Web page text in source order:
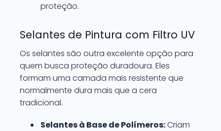
proteção.
Selantes de Pintura com Filtro UV
Os selantes são outra excelente opção para
quem busca proteção duradoura. Eles
formam uma camada mais resistente que
normalmente dura mais que a cera
tradicional.
Selantes à Base de Polímeros:Criam